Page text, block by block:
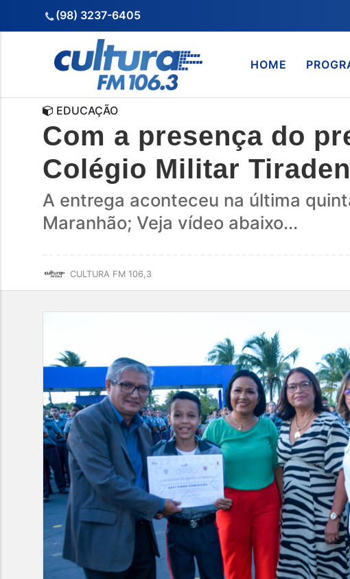
(98) 3237-6405
HOME
EDUCAÇÃO
Com a presença do
Colégio Militar
A entrega aconteceu na última
Maranhão; Veja vídeo abaixo...
CULTURA FM 106,3